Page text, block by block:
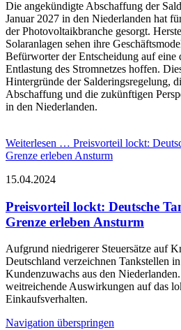
Die angekündigte Abschaffung der
Januar 2027 in den Niederlanden hat
der Photovoltaikbranche gesorgt.
Solaranlagen sehen ihre
Befürworter der Entscheidung auf eine
Entlastung des Stromnetzes hoffen.
Hintergründe der Salderingsregelung,
Abschaffung und die zukünftigen
in den Niederlanden.
Weiterlesen … Preisvorteil lockt:
Grenze erleben Ansturm
15.04.2024
Preisvorteil lockt: Deutsche
Grenze erleben Ansturm
Aufgrund niedrigerer Steuersätze auf
Deutschland verzeichnen Tankstellen
Kundenzuwachs aus den
weitreichende Auswirkungen auf das
Einkaufsverhalten.
Navigation überspringen